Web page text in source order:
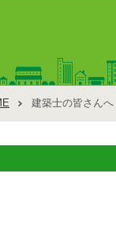
建築士の皆さんへ